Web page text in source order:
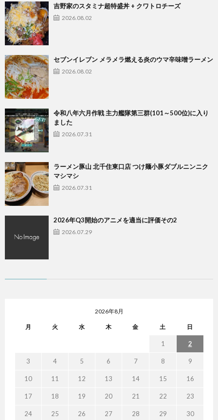
吉野家のスタミナ超特盛丼 + クワトロチーズ
2026.08.02
セブンイレブン メラメラ燃える炎のウマ辛味噌ラーメン
2026.08.02
令和八年六月作戦 主力艦隊第三群(101～500位)に入り
ました
2026.07.31
ラーメン豚山 北千住東口店 つけ麺小豚ダブルニンニク
マシマシ
2026.07.31
2026年Q3開始のアニメを適当に評価その2
2026.07.29
2026年8月
月 火 水 木 金 土 日
1 2
3 4 5 6 7 8 9
10 11 12 13 14 15 16
17 18 19 20 21 22 23
24 25 26 27 28 29 30